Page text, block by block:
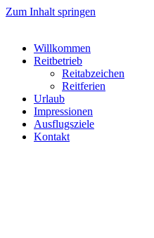
Zum Inhalt springen
Willkommen
Reitbetrieb
Reitabzeichen
Reitferien
Urlaub
Impressionen
Ausflugsziele
Kontakt